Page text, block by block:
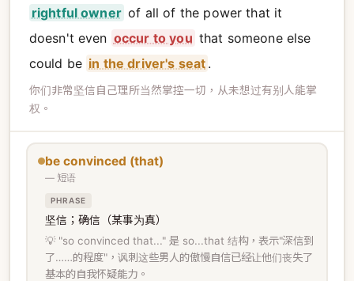
rightful owner of all of the power that it
doesn't even occur to you that someone else
could be in the driver's seat .
你们非常坚信自己理所当然掌控一切，从未想过有别人能掌
权。
be convinced (that)
— 短语
PHRASE
坚信；确信（某事为真）
💡 "so convinced that..." 是 so...that 结构，表示"深信到
了……的程度"，讽刺这些男人的傲慢自信已经让他们丧失了
基本的自我怀疑能力。